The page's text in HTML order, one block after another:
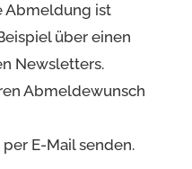
Abmeldung ist
über einen
Newsletters.
Abmeldewunsch
E-Mail senden.